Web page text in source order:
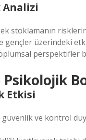
Analizi
stoklamanın
gençler üzerindeki
perspektifler
Psikolojik
Etkisi
ve kontrol